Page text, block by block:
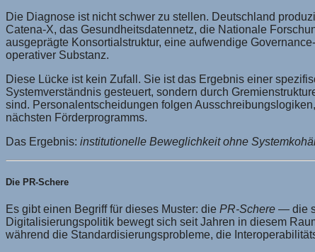
Die Diagnose ist nicht schwer zu stellen. Deutschland
Catena-X, das Gesundheitsdatennetz, die Nationale
ausgeprägte Konsortialstruktur, eine aufwendige
operativer Substanz.
Diese Lücke ist kein Zufall. Sie ist das Ergebnis einer
Systemverständnis gesteuert, sondern durch
sind. Personalentscheidungen folgen
nächsten Förderprogramms.
Das Ergebnis: institutionelle Beweglichkeit ohne
Die PR-Schere
Es gibt einen Begriff für dieses Muster: die PR-Schere — die
Digitalisierungspolitik bewegt sich seit Jahren in diesem
während die Standardisierungsprobleme, die